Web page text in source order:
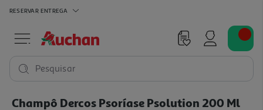
RESERVAR ENTREGA
Pesquisar
Champô Dercos Psoríase Psolution 200 Ml